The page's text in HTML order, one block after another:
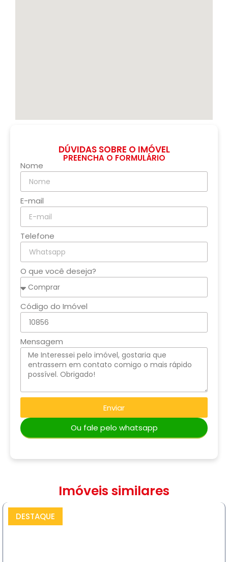
DÚVIDAS SOBRE O IMÓVEL
PREENCHA O FORMULÁRIO
Nome
E-mail
Telefone
O que você deseja?
Código do Imóvel
Mensagem
Enviar
Ou fale pelo whatsapp
Imóveis similares